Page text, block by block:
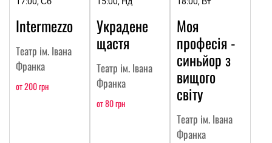
Intermezzo
Театр ім. Івана
Франка
от 200 грн
Украдене
щастя
Театр ім. Івана
Франка
от 80 грн
Моя
професія -
синьйор з
вищого
світу
Театр ім. Івана
Франка